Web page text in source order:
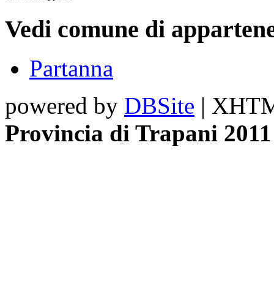
Vedi comune di
Partanna
powered by DBSite |
Provincia di Trapani 2011